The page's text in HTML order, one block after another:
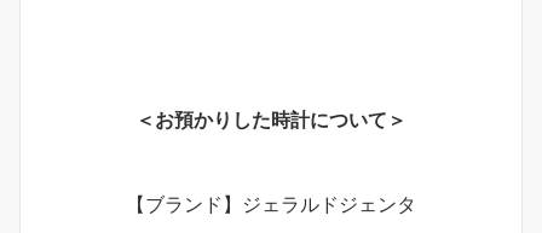
＜お預かりした時計について＞
【ブランド】ジェラルドジェンタ